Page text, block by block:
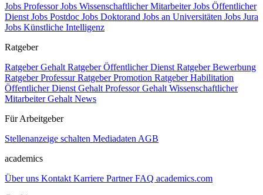
Jobs ProfessorJobs Wissenschaftlicher MitarbeiterJobs Öffentlicher
Dienst Jobs Postdoc Jobs Doktorand Jobs an Universitäten Jobs Jura
Jobs Künstliche Intelligenz
Ratgeber
Ratgeber Gehalt Ratgeber Öffentlicher Dienst Ratgeber Bewerbung
Ratgeber ProfessurRatgeber Promotion Ratgeber Habilitation
Öffentlicher Dienst Gehalt Professor Gehalt Wissenschaftlicher
Mitarbeiter Gehalt News
Für Arbeitgeber
Stellenanzeige schalten Mediadaten AGB
academics
Über uns Kontakt Karriere PartnerFAQ academics.com